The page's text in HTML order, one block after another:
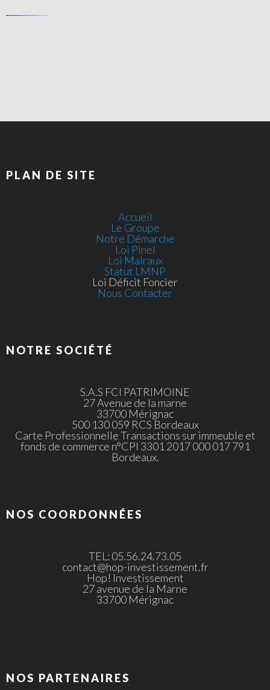
PLAN DE SITE
Accueil
Le Groupe
Notre Démarche
Loi Pinel
Loi Malraux
Statut LMNP
Loi Déficit Foncier
Nous Contacter
NOTRE SOCIÉTÉ
S.A.S FCI PATRIMOINE
27 Avenue de la marne
33700 Mérignac
500 130 059 RCS Bordeaux
Carte Professionnelle Transactions sur immeuble et
fonds de commerce n°CPI 3301 2017 000 017 791
Bordeaux.
NOS COORDONNÉES
TEL: 05.56.24.73.05
contact@hop-investissement.fr
Hop! Investissement
27 avenue de la Marne
33700 Mérignac
NOS PARTENAIRES